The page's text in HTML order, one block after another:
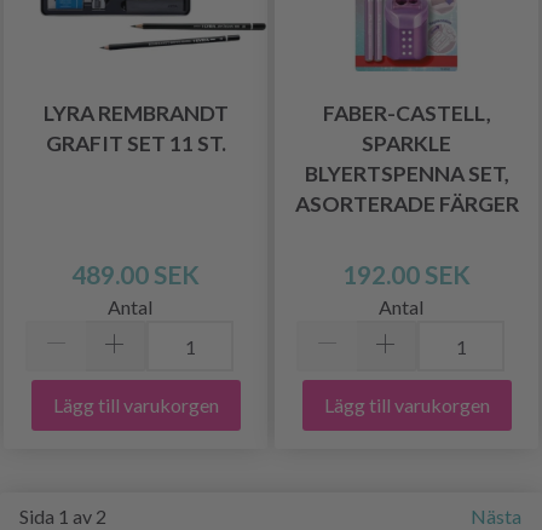
LYRA REMBRANDT
GRAFIT SET 11 ST.
489.00 SEK
Antal
Lägg till varukorgen
FABER-CASTELL,
SPARKLE
BLYERTSPENNA SET,
ASORTERADE FÄRGER
192.00 SEK
Antal
Lägg till varukorgen
Sida 1 av 2 Nästa